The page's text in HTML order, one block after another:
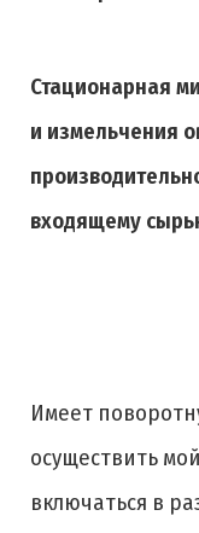
Стационарная
и измельчения
входящему
Имеет
осуществить
включаться в